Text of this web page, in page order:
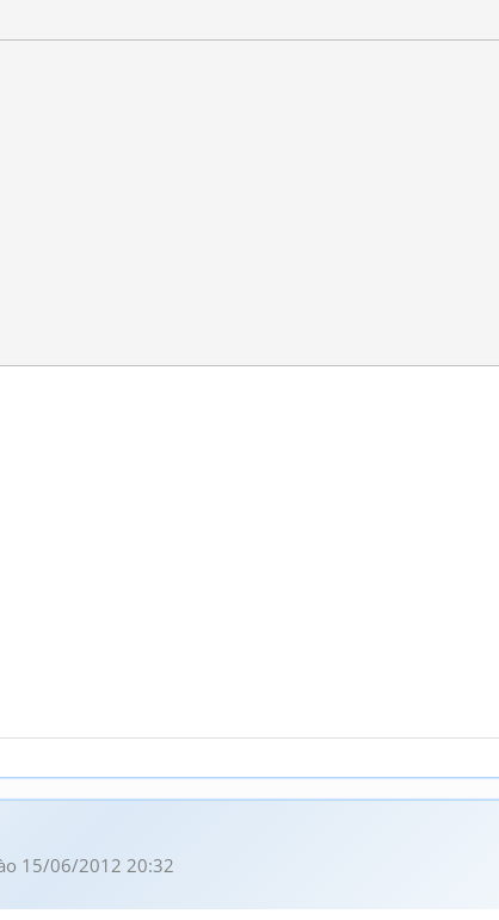
15/06/2012 20:32